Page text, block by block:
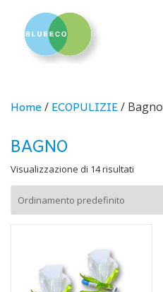
Home/ ECOPULIZIE/ Bagno
BAGNO
Visualizzazione di 14 risultati